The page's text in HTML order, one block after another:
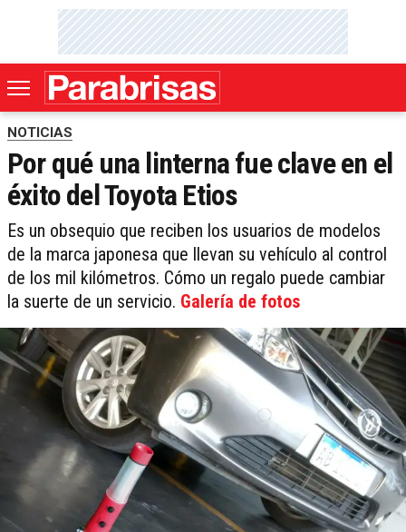
NOTICIAS
Por qué una linterna fue clave en el
éxito del Toyota Etios
Es un obsequio que reciben los usuarios de modelos
de la marca japonesa que llevan su vehículo al control
de los mil kilómetros. Cómo un regalo puede cambiar
la suerte de un servicio. Galería de fotos